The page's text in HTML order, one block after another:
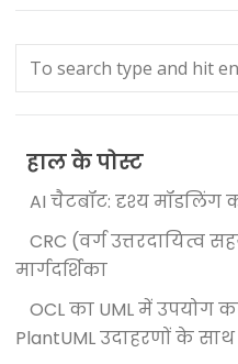
हाल के पोस्ट
AI चैटबॉट: दृश्य मॉडलिंग
CRC (वर्ग उत्तरदायित्व
मार्गदर्शिका
OCL का UML में उपयोग
PlantUML उदाहरणों के साथ